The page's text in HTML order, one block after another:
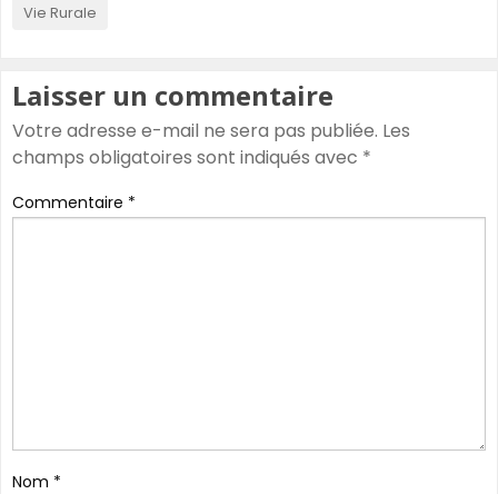
Vie Rurale
Laisser un commentaire
Votre adresse e-mail ne sera pas publiée. Les
champs obligatoires sont indiqués avec *
Commentaire *
Nom *